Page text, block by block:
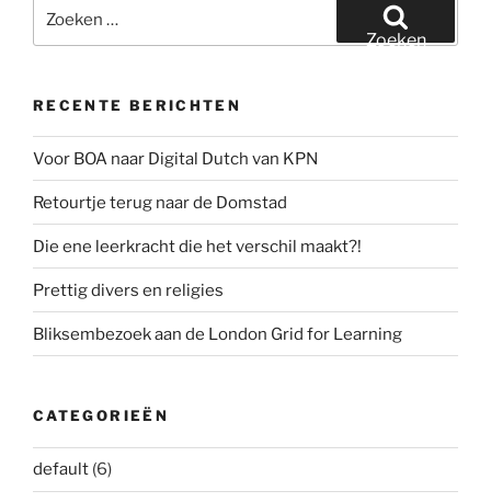
naar:
Zoeken
RECENTE BERICHTEN
Voor BOA naar Digital Dutch van KPN
Retourtje terug naar de Domstad
Die ene leerkracht die het verschil maakt?!
Prettig divers en religies
Bliksembezoek aan de London Grid for Learning
CATEGORIEËN
default (6)